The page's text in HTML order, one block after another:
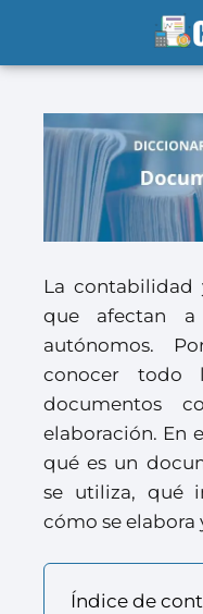
La contabilidad
que afectan
autónomos.
conocer todo
documentos
elaboración. En
qué es un
se utiliza, qué
cómo se elabora
Índice de